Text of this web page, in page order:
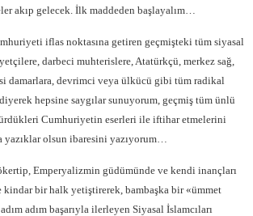
akıp gelecek. İlk maddeden başlayalım…
iflas noktasına getiren geçmişteki tüm siyasal
darbeci muhterislere, Atatürkçü, merkez sağ,
damarlara, devrimci veya ülkücü gibi tüm radikal
hepsine saygılar sunuyorum, geçmiş tüm ünlü
Cumhuriyetin eserleri ile iftihar etmelerini
yazıklar olsun ibaresini yazıyorum…
Emperyalizmin güdümünde ve kendi inançları
bir halk yetiştirerek, bambaşka bir «ümmet
adım başarıyla ilerleyen Siyasal İslamcıları